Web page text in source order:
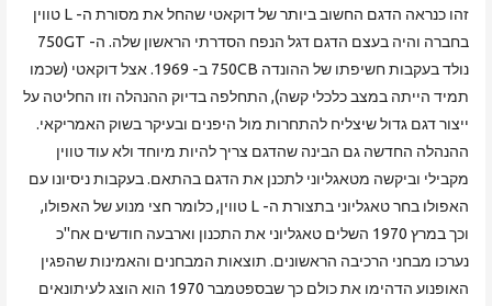
זהו כנראה הדגם החשוב ביותר של דוקאטי שהחל את מסורת ה- L טווין
בחברה והיה בעצם הדגם דגל הנפח הסדרתי הראשון שלה. ה- 750GT
נולד בעקבות חשיפתו של ההונדה 750CB ב- 1969. אצל דוקאטי (שכמו
תמיד הייתה במצב כלכלי קשה), התחלפה בדיוק ההנהלה וזו החליטה על
ייצור דגם גדול שיצליח להתחרות מול היפנים ובעיקר בשוק האמריקאי.
ההנהלה החדשה גם הבינה שהדגם צריך להיות מיוחד ולא עוד טווין
מקבילי וביקשה מטאגליוני לתכנן את הדגם בהתאם. בעקבות ניסיונו עם
האפולו בחר טאגליוני בתצורת ה- L טווין, כלומר חצי מנוע של האפולו,
וכך במרץ 1970 השלים טאגליוני את התכנון וארבעה חודשים אח"כ
נערכו מבחני הרכיבה הראשונים. תוצאות המבחנים והאמינות שהפגין
האופנוע הדהימו את כולם כך שבספטמבר 1970 הוא הוצג לעיתונאים